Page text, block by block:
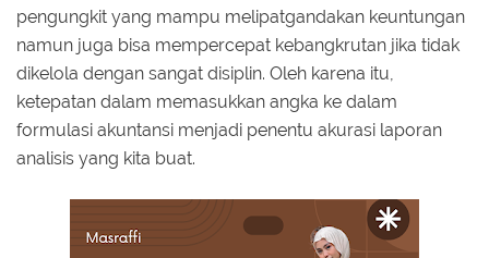
pengungkit yang mampu melipatgandakan keuntungan
namun juga bisa mempercepat kebangkrutan jika tidak
dikelola dengan sangat disiplin. Oleh karena itu,
ketepatan dalam memasukkan angka ke dalam
formulasi akuntansi menjadi penentu akurasi laporan
analisis yang kita buat.